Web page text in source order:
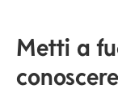
Metti a